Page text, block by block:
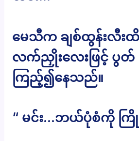
မေသီက ချစ်ထွန်းလီး
လက်ညှိုးလေးဖြင့် ပွတ်
ကြည့်၍နေသည်။
“ မင်း…ဘယ်ပုံစံကို